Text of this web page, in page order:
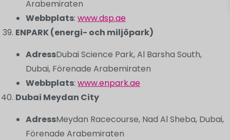
Arabemiraten
Webbplats: www.dsp.ae
ENPARK (energi- och miljöpark)
AdressDubai Science Park, Al Barsha South,
Dubai, Förenade Arabemiraten
Webbplats: www.enpark.ae
Dubai Meydan City
AdressMeydan Racecourse, Nad Al Sheba, Dubai,
Förenade Arabemiraten